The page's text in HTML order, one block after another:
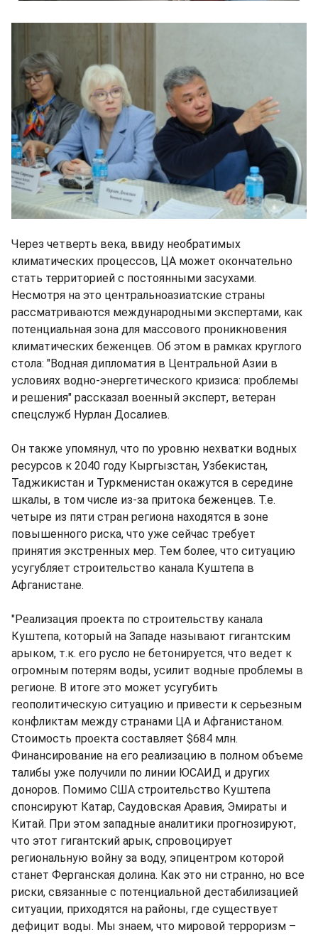
Через четверть века, ввиду необратимых
климатических процессов, ЦА может окончательно
стать территорией с постоянными засухами.
Несмотря на это центральноазиатские страны
рассматриваются международными экспертами, как
потенциальная зона для массового проникновения
климатических беженцев. Об этом в рамках круглого
стола: "Водная дипломатия в Центральной Азии в
условиях водно-энергетического кризиса: проблемы
и решения" рассказал военный эксперт, ветеран
спецслужб Нурлан Досалиев.
Он также упомянул, что по уровню нехватки водных
ресурсов к 2040 году Кыргызстан, Узбекистан,
Таджикистан и Туркменистан окажутся в середине
шкалы, в том числе из-за притока беженцев. Т.е.
четыре из пяти стран региона находятся в зоне
повышенного риска, что уже сейчас требует
принятия экстренных мер. Тем более, что ситуацию
усугубляет строительство канала Куштепа в
Афганистане.
"Реализация проекта по строительству канала
Куштепа, который на Западе называют гигантским
арыком, т.к. его русло не бетонируется, что ведет к
огромным потерям воды, усилит водные проблемы в
регионе. В итоге это может усугубить
геополитическую ситуацию и привести к серьезным
конфликтам между странами ЦА и Афганистаном.
Стоимость проекта составляет $684 млн.
Финансирование на его реализацию в полном объеме
талибы уже получили по линии ЮСАИД и других
доноров. Помимо США строительство Куштепа
спонсируют Катар, Саудовская Аравия, Эмираты и
Китай. При этом западные аналитики прогнозируют,
что этот гигантский арык, спровоцирует
региональную войну за воду, эпицентром которой
станет Ферганская долина. Как это ни странно, но все
риски, связанные с потенциальной дестабилизацией
ситуации, приходятся на районы, где существует
дефицит воды. Мы знаем, что мировой терроризм –